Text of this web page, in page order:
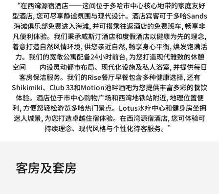
“在西湾源宿酒店——这间位于多哈市中心核心地带的家庭友好
型酒店, 您可尽享静谧氛围与现代设计。酒店宾客可于多哈Sands
海滩俱乐部免费进入海滩, 并可搭乘往返酒店的免费班车, 畅享非
凡便利体验。我们秉承威斯汀酒店和度假酒店以健康为先的理念,
着意打造自然风情环境, 供您亲近自然, 畅享身心平衡, 焕发饱满活
力。我们的宽敞公寓配备24小时前台, 为您打造现代雅致的休憩
空间——内设灵动都市布局、现代化设施及私人浴室, 并提供每日
客房保洁服务。我们的Rise餐厅早餐包含多种健康选择, 还有
Shikimiki、Club 33和Motion池畔酒吧为您提供丰富多彩的餐饮
体验。酒店位于市中心购物广场和西湾地铁站附近, 地理位置便
利, 方便您轻松游览多哈热门景点。Lotus水疗中心和健身房坐拥
迷人城景, 为您打造卓越住宿体验。在西湾源宿酒店, 您可体验可
持续理念、现代风格与个性化待客服务。”
客房及套房